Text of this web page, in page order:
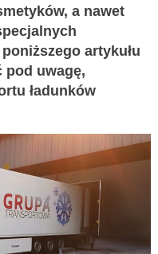
a nawet
artykułu
pod uwagę,
ładunków